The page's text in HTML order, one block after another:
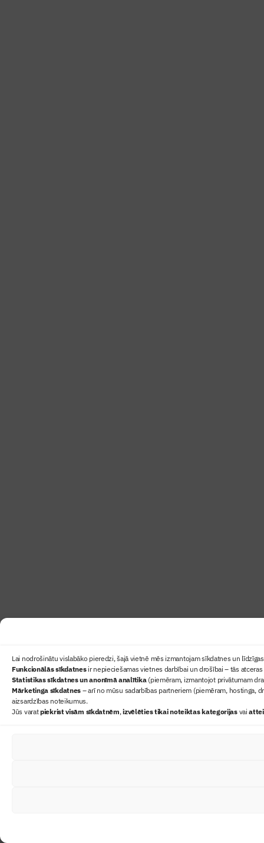
Lai nodrošinātu vislabāko pieredzi, šajā vietnē mēs izmantojam sīkdatnes un
Funkcionālās sīkdatnesir nepieciešamas vietnes darbībai un drošībai – tās
Statistikas sīkdatnes un anonīmā analītika(piemēram, izmantojot privātumam
Mārketinga sīkdatnes – arī no mūsu sadarbības partneriem (piemēram, hostinga,
aizsardzības noteikumus.
Jūs varatpiekrist visām sīkdatnēm,izvēlēties tikai noteiktas kategorijasvai